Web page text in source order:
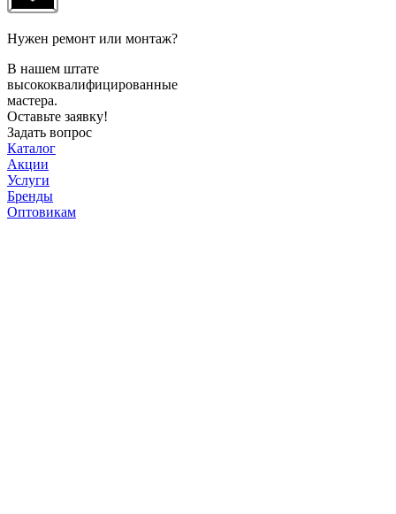
Нужен ремонт или монтаж?
В нашем штате
высококвалифицированные
мастера.
Оставьте заявку!
Задать вопрос
Каталог
Акции
Услуги
Бренды
Оптовикам